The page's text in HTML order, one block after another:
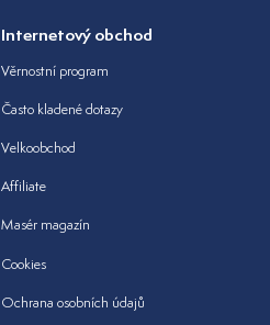
Internetový obchod
Věrnostní program
Často kladené dotazy
Velkoobchod
Affiliate
Masér magazín
Cookies
Ochrana osobních údajů